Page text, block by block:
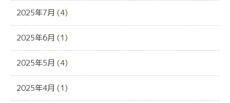
2025年7月 (4)
2025年6月 (1)
2025年5月 (4)
2025年4月 (1)